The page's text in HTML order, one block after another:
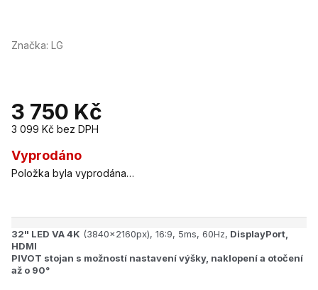
Značka: LG
3 750 Kč
3 099 Kč bez DPH
Měrná
cena:
Vyprodáno
Položka byla vyprodána…
32" LED VA 4K (3840x2160px), 16:9, 5ms, 60Hz, DisplayPort,
HDMI
PIVOT stojan s možností nastavení výšky, naklopení a otočení
až o 90°